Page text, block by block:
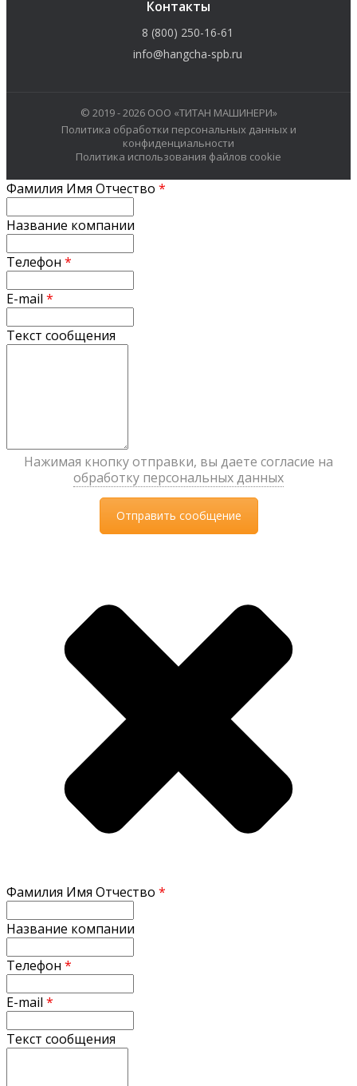
Контакты
8 (800) 250-16-61
info@hangcha-spb.ru
© 2019 - 2026 ООО «ТИТАН МАШИНЕРИ»
Политика обработки персональных данных и
конфиденциальности
Политика использования файлов cookie
Фамилия Имя Отчество *
Название компании
Телефон *
E-mail *
Текст сообщения
Нажимая кнопку отправки, вы даете согласие на
обработку персональных данных
Фамилия Имя Отчество *
Название компании
Телефон *
E-mail *
Текст сообщения